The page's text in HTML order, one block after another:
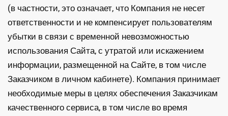
(в частности, это означает, что Компания не несет
ответственности и не компенсирует пользователям
убытки в связи с временной невозможностью
использования Сайта, с утратой или искажением
информации, размещенной на Сайте, в том числе
Заказчиком в личном кабинете). Компания принимает
необходимые меры в целях обеспечения Заказчикам
качественного сервиса, в том числе во время